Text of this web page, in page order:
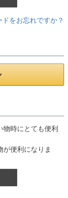
ドをお忘れですか？
時にとても便利
が便利になりま